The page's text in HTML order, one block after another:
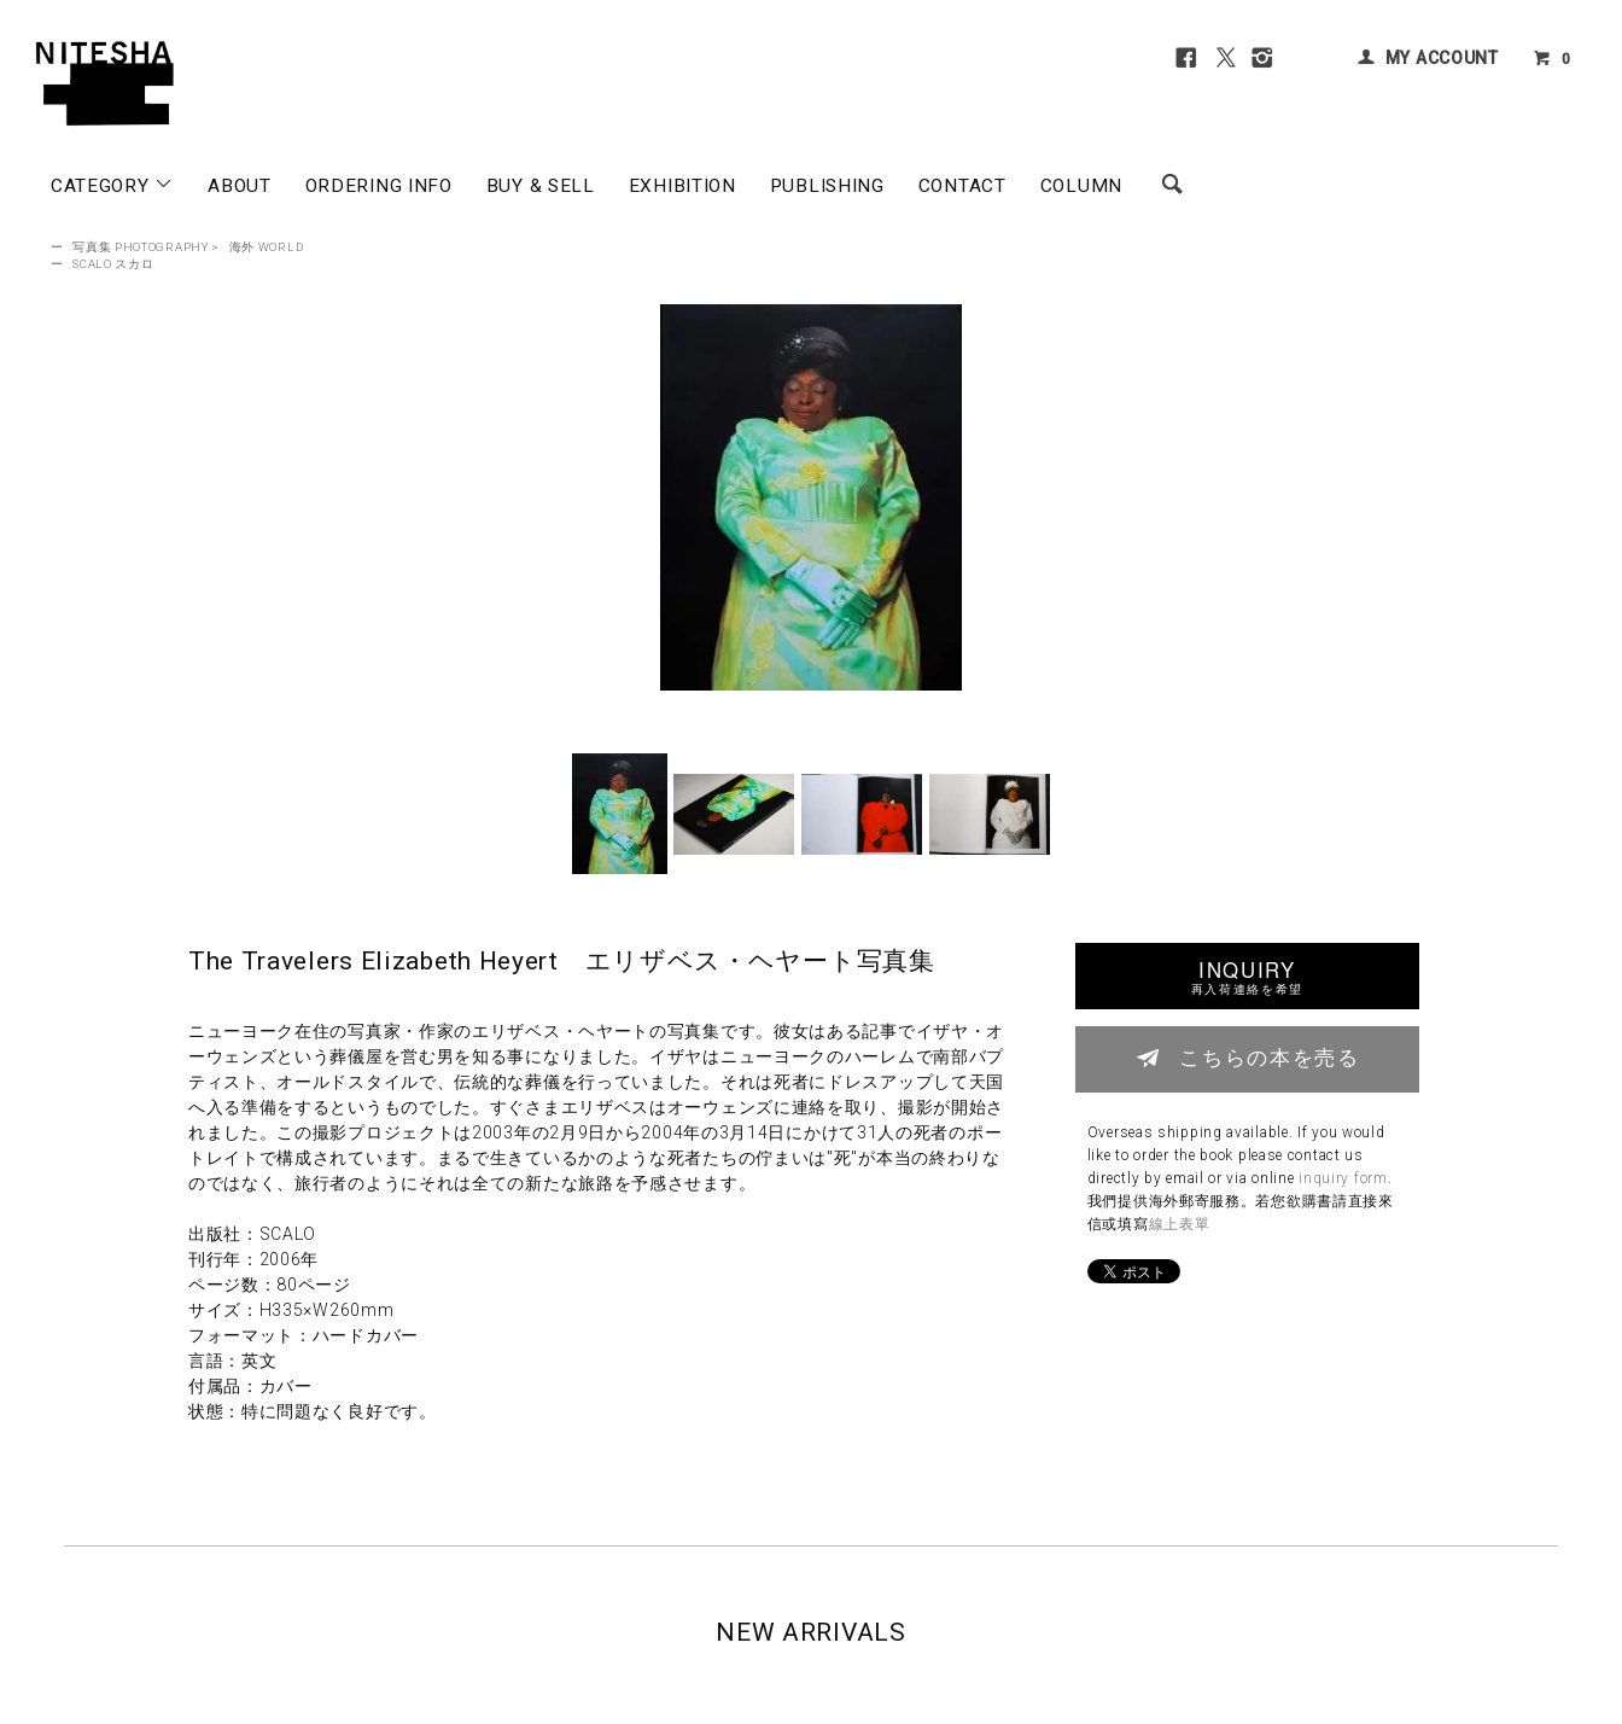
MY ACCOUNT 0
CATEGORY ABOUT ORDERING INFO BUY & SELL EXHIBITION PUBLISHING CONTACT COLUMN
ー 写真集 PHOTOGRAPHY >
海外 WORLD
ー
SCALO スカロ
The Travelers Elizabeth Heyert エリザベス・ヘヤート写真集
ニューヨーク在住の写真家・作家のエリザベス・ヘヤートの写真集です。彼女はある記事でイザヤ・オ
ーウェンズという葬儀屋を営む男を知る事になりました。イザヤはニューヨークのハーレムで南部バプ
ティスト、オールドスタイルで、伝統的な葬儀を行っていました。それは死者にドレスアップして天国
へ入る準備をするというものでした。すぐさまエリザベスはオーウェンズに連絡を取り、撮影が開始さ
れました。この撮影プロジェクトは2003年の2月9日から2004年の3月14日にかけて31人の死者のポー
トレイトで構成されています。まるで生きているかのような死者たちの佇まいは"死"が本当の終わりな
のではなく、旅行者のようにそれは全ての新たな旅路を予感させます。
出版社：SCALO
刊行年：2006年
ページ数：80ページ
サイズ：H335×W260mm
フォーマット：ハードカバー
言語：英文
付属品：カバー
状態：特に問題なく良好です。
INQUIRY
再入荷連絡を希望
こちらの本を売る
Overseas shipping available. If you would
like to order the book please contact us
directly by email or via online inquiry form .
我們提供海外郵寄服務。若您欲購書請直接來
信或填寫線上表單
NEW ARRIVALS